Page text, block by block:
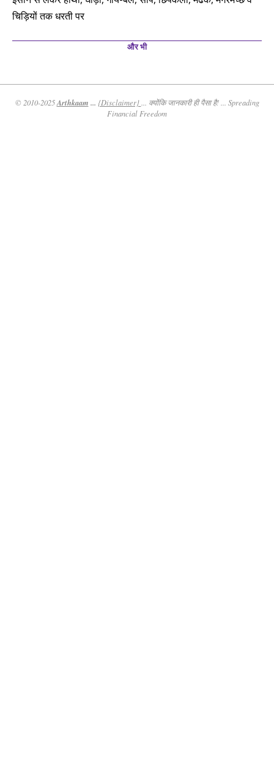
चिड़ियों तक धरती पर
और भी
© 2010-2025Arthkaam ... {Disclaimer}... क्योंकि जानकारी ही पैसा है! ... Spreading
Financial Freedom